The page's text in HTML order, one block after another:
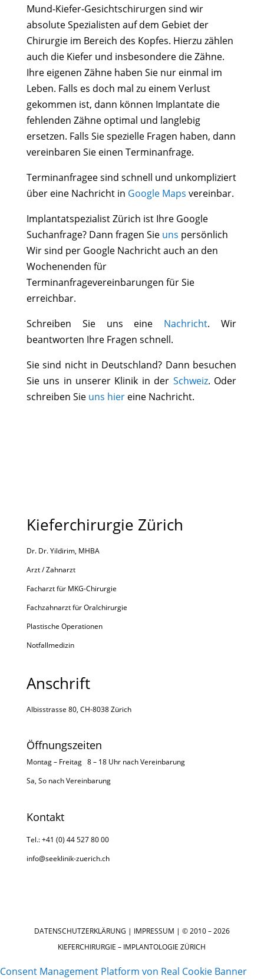
Mund-Kiefer-Gesichtschirurgen sind wir
absolute Spezialisten auf dem Gebiet der
Chirurgie im Bereich des Kopfes. Hierzu zählen
auch die Kiefer und insbesondere die Zähne.
Ihre eigenen Zähne haben Sie nur einmal im
Leben. Falls es doch mal zu einem Verlust
gekommen ist, dann können Implantate die
fehlenden Zähne optimal und langlebig
ersetzen. Falls Sie spezielle Fragen haben, dann
vereinbaren Sie einen Terminanfrage.
Terminanfragee sind schnell und unkompliziert
über eine Nachricht in Google Maps vereinbar.
Implantatspezialist Zürich ist Ihre Google
Suchanfrage? Dann fragen Sie uns persönlich
Wir sind per Google Nachricht auch an den
Wochenenden für
Terminanfragevereinbarungen für Sie
erreichbar.
Schreiben Sie uns eine Nachricht. Wir
beantworten Ihre Fragen schnell.
Sie sind nicht in Deutschland? Dann besuchen
Sie uns in unserer Klinik in der Schweiz. Oder
schreiben Sie uns hiereine Nachricht.
Kieferchirurgie Zürich
Dr. Dr. Yildirim, MHBA
Arzt / Zahnarzt
Facharzt für MKG-Chirurgie
Fachzahnarzt für Oralchirurgie
Plastische Operationen
Notfallmedizin
Anschrift
Albisstrasse 80, CH-8038 Zürich
Öffnungszeiten
Montag – Freitag 8 – 18 Uhr nachVereinbarung
Sa, So nachVereinbarung
Kontakt
Tel.: +41 (0) 44 527 80 00
info@seeklinik-zuerich.ch
DATENSCHUTZERKLÄRUNG | IMPRESSUM | © 2010 – 2026
KIEFERCHIRURGIE – IMPLANTOLOGIE ZÜRICH
Consent Management Platform von Real Cookie Banner